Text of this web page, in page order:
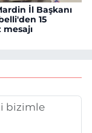
İl Başkanı
15